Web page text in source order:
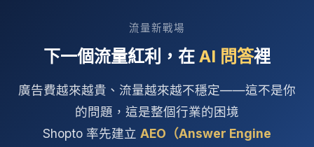
流量新戰場
下一個流量紅利，在 AI 問答裡
廣告費越來越貴、流量越來越不穩定——這不是你
的問題，這是整個行業的困境
Shopto 率先建立 AEO（Answer Engine